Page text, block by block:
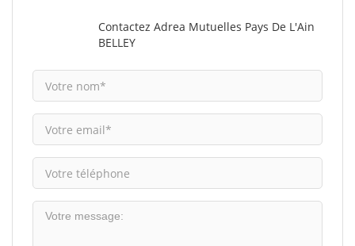
Contactez Adrea Mutuelles Pays De L'Ain
BELLEY